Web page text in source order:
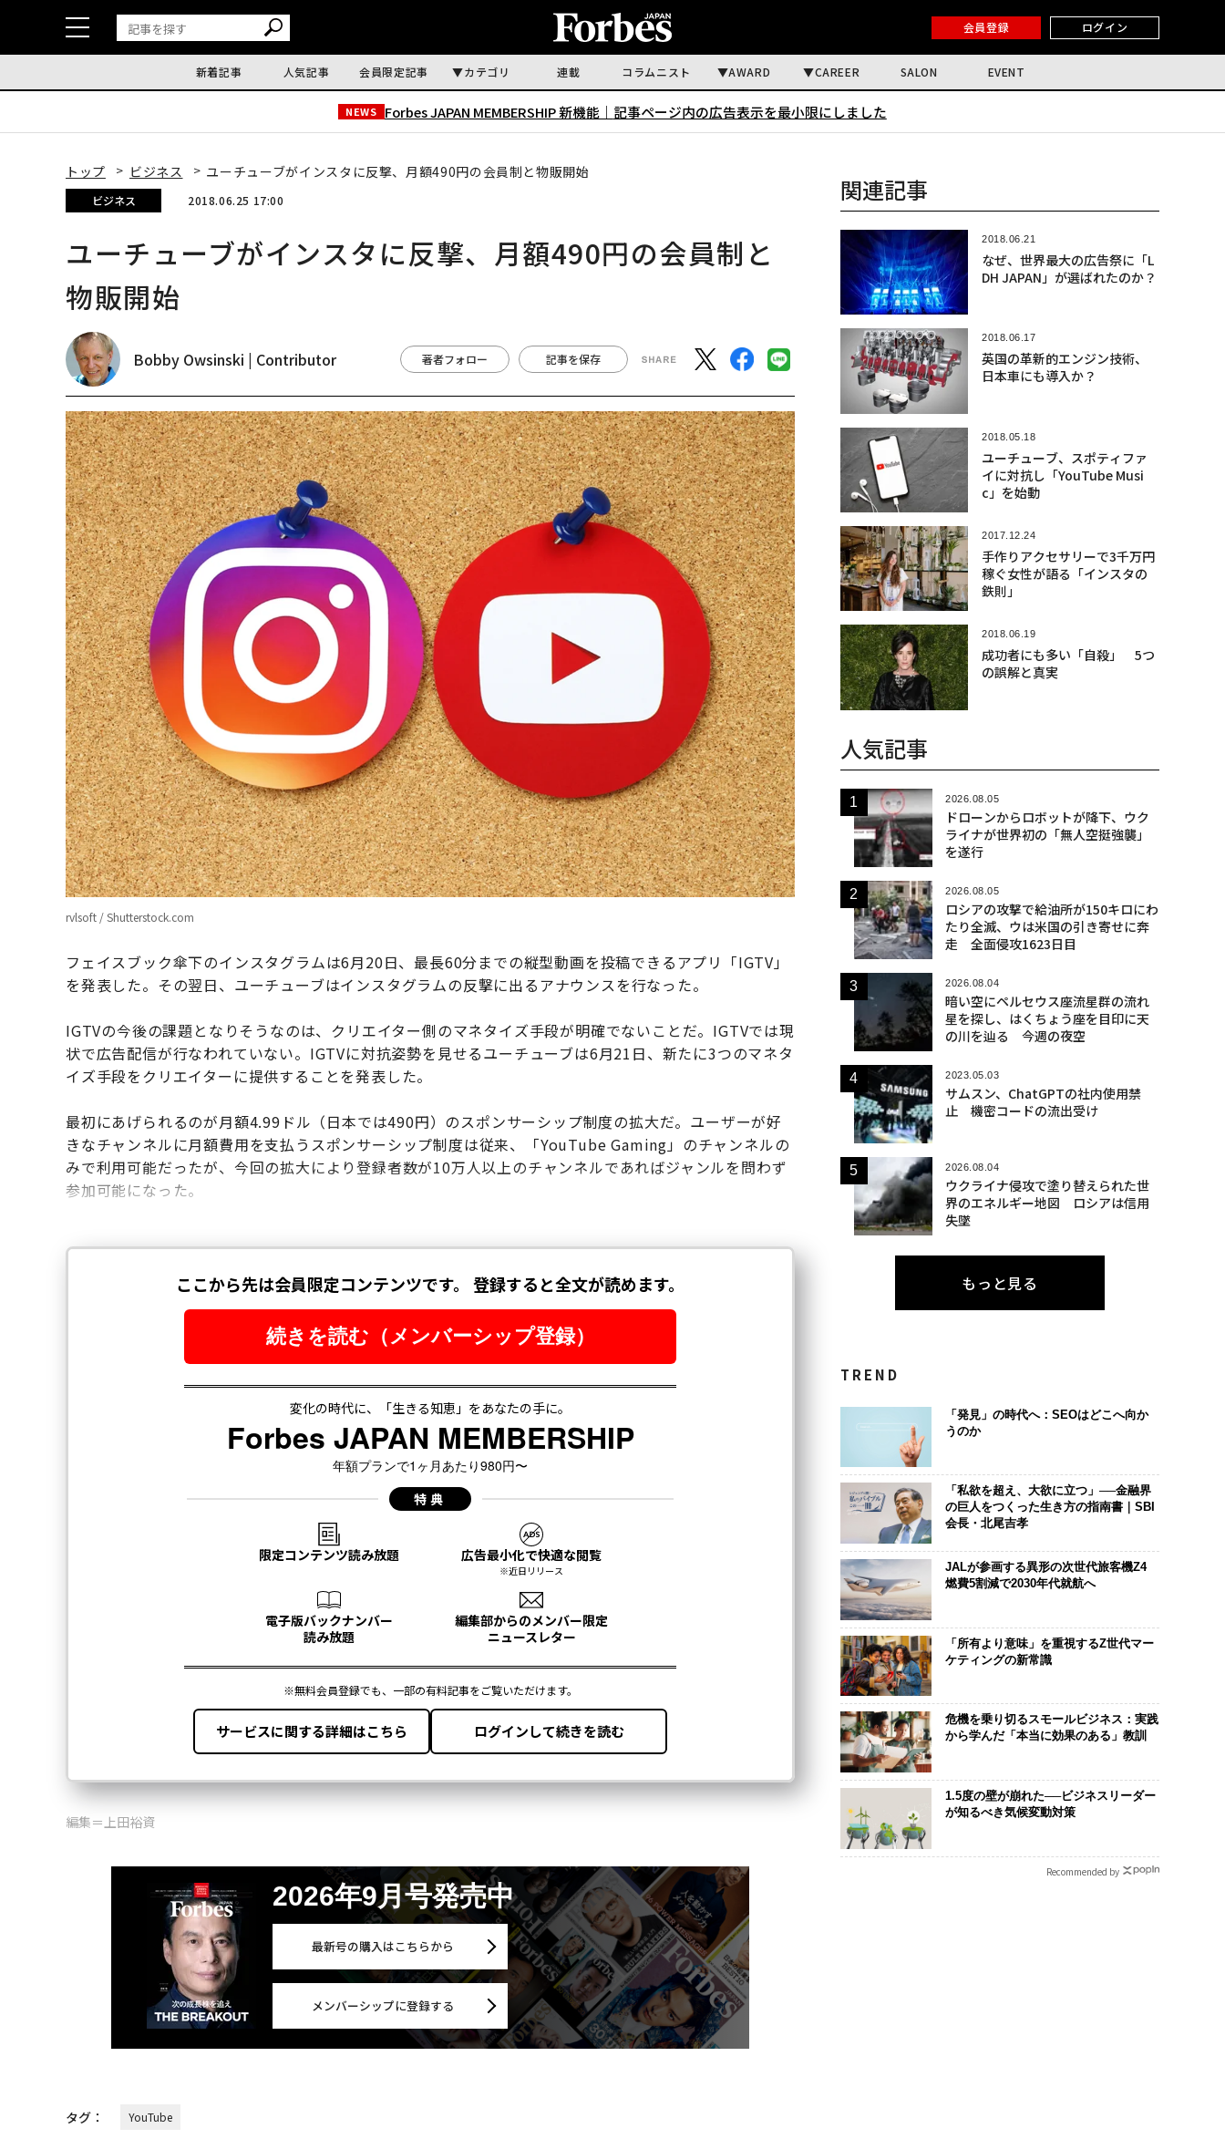
会員登録 ログイン
新着記事 人気記事 会員限定記事 カテゴリ 連載 コラムニスト AWARD CAREER SALON EVENT
NEWS Forbes JAPAN MEMBERSHIP 新機能｜ 記事ページ内の広告表示を最小限にしました
トップ ビジネス ユーチューブがインスタに反撃、月額490円の会員制と物販開始
ビジネス 2018.06.25 17:00
ユーチューブがインスタに反撃、月額490円の会員制と
物販開始
Bobby Owsinski | Contributor 著者フォロー 記事を保存
rvlsoft / Shutterstock.com
フェイスブック傘下のインスタグラムは6月20日、最長60分までの縦型動画を投稿できるアプリ「IGTV」
を発表した。その翌日、ユーチューブはインスタグラムの反撃に出るアナウンスを行なった。
IGTVの今後の課題となりそうなのは、クリエイター側のマネタイズ手段が明確でないことだ。IGTVでは現
状で広告配信が行なわれていない。IGTVに対抗姿勢を見せるユーチューブは6月21日、新たに3つのマネタ
イズ手段をクリエイターに提供することを発表した。
最初にあげられるのが月額4.99ドル（日本では490円）のスポンサーシップ制度の拡大だ。ユーザーが好
きなチャンネルに月額費用を支払うスポンサーシップ制度は従来、「YouTube Gaming」のチャンネルの
みで利用可能だったが、今回の拡大により登録者数が10万人以上のチャンネルであればジャンルを問わず
参加可能になった。
編集＝上田裕資
2026年9月号発売中
最新号の購入はこちらから
メンバーシップに登録する
タグ： YouTube
関連記事
2018.06.21
なぜ、世界最大の広告祭に「L
DH JAPAN」が選ばれたのか？
2018.06.17
英国の革新的エンジン技術、
日本車にも導入か？
2018.05.18
ユーチューブ、スポティファ
イに対抗し「YouTube Musi
c」を始動
2017.12.24
手作りアクセサリーで3千万円
稼ぐ女性が語る「インスタの
鉄則」
2018.06.19
成功者にも多い「自殺」 5つ
の誤解と真実
人気記事
2026.08.05
ドローンからロボットが降下、ウク
ライナが世界初の「無人空挺強襲」
を遂行
2026.08.05
ロシアの攻撃で給油所が150キロにわ
たり全滅、ウは米国の引き寄せに奔
走 全面侵攻1623日目
2026.08.04
暗い空にペルセウス座流星群の流れ
星を探し、はくちょう座を目印に天
の川を辿る 今週の夜空
2023.05.03
サムスン、ChatGPTの社内使用禁
止 機密コードの流出受け
2026.08.04
ウクライナ侵攻で塗り替えられた世
界のエネルギー地図 ロシアは信用
失墜
もっと見る
TREND
「発見」の時代へ：SEOはどこへ向か
うのか
「私欲を超え、大欲に立つ」──金融界
の巨人をつくった生き方の指南書｜SBI
会長・北尾吉孝
JALが参画する異形の次世代旅客機Z4
燃費5割減で2030年代就航へ
「所有より意味」を重視するZ世代マー
ケティングの新常識
危機を乗り切るスモールビジネス：実践
から学んだ「本当に効果のある」教訓
1.5度の壁が崩れた──ビジネスリーダー
が知るべき気候変動対策
Recommended by